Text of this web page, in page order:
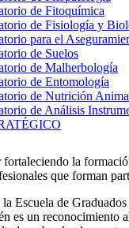
de Fitoquímica
de Fisiología y
para el
de Suelos
de Malherbología
de Entomología
de Nutrición
de Análisis
la
que forman
Escuela de
es un reconocimiento